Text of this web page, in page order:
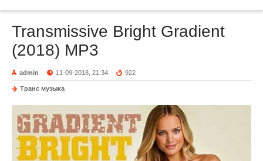
Transmissive Bright Gradient
(2018) MP3
admin 11-09-2018, 21:34 922
Транс музыка